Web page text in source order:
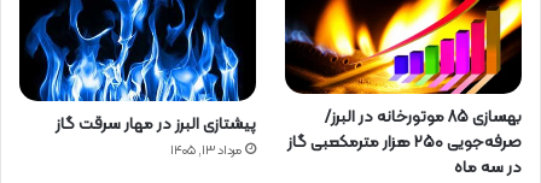
بهسازی ۸۵ موتورخانه در البرز/
صرفه‌جویی ۲۵۰ هزار مترمکعبی گاز
در سه ماه
پیشتازی البرز در مهار سرقت گاز
مرداد ۱۳, ۱۴۰۵